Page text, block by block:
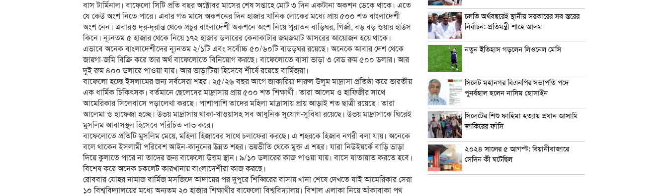
বাস টার্মিনাল। বাফেলো সিটি প্রতি বছর অক্টোবর মাসের শেষ সপ্তাহে মোট ৩ দিন একটানা অকশন ডেকে থাকে। এতে
যে কেউ অংশ নিতে পারে। এবার গত মাসে অকশনের দিন হাজার খানিক লোকের মধ্যে প্রায় ৫০০ শত বাংলাদেশী
অংশ নেন। এবারও দূর-দূরান্ত থেকে প্রচুর বাংলাদেশী অকশনে অংশ নিয়ে পুরাতন বাড়িঘর, গির্জা, বড় বড় ওয়ার হাউস
কিনে। ন্যূনতম ৫ হাজার থেকে নিয়ে ১৭২ হাজার ডলারের কেনাকাটার জমজমাট আসরের আয়োজন হয়ে থাকে।
এভাবে অনেক বাংলাদেশীদের ন্যূনতম ২/১টি এবং সর্বোচ্চ ৫০/৬০টি বাডড়ঘর রয়েছে। অনেকে আবার দেশ থেকে
জায়গা-জমি বিক্রি করে তার অর্থ বাফেলোতে বিনিয়োগ করছে। বাফেলোতে বাসা ভাড়া ৩ বেড রুম ৫০০ ডলার। আর
দুই রুম ৪০০ ডলারে পাওয়া যায়। আর ভাড়াটিয়া হিসেবে শীর্ষে রয়েছে বার্মিজরা।
বাফেলো হচ্ছে ইসলামের জন্য সর্বসেরা শহর। ২৫/২৬ বছর আগে জাকারিয়া দারুল উলুম মাদ্রাসা প্রতিষ্ঠা করে ভারতীয়
এক ধার্মিক চিকিৎসক। বর্তমানে ছেলেদের মাদ্রাসায় প্রায় ৫০০ শত শিক্ষার্থী। তারা আলেম ও হাফিজীর সাথে
আমেরিকার সিলেবাসে পড়ালেখা করছে। পাশাপাশি তাদের মহিলা মাদ্রাসায় প্রায় আড়াই শত ছাত্রী রয়েছে। তারা
আলেমা ও হাফেজা হচ্ছে। উভয় মাদ্রাসায় থাকা-খাওয়াসহ সব আধুনিক সুযোগ-সুবিধা রয়েছে। উভয় মাদ্রাসাকে ঘিরেই
মুসলিম আবাসস্থল হিসেবে পরিচিত লাভ করে।
বাফেলোতে প্রতিটি মুসলিম মেয়ে, মহিলা হিজাবের সাথে চলাফেরা করছে। এ শহরকে হিজাব নগরী বলা যায়। অনেকে
বলে থাকেন ইসলামী পরিবেশ আইন-কানুনের উন্নত শহর। ভয়ভীতি থেকে মুক্ত এ শহর। যারা নিউইয়র্কে বাড়ি ভাড়া
দিয়ে কুলাতে পারে না তাদের জন্য বাফেলো উত্তম স্থান। ৯/১০ ডলারের কাজ পাওয়া যায়। বাসে যাতায়াত করতে হবে।
বিশেষ করে অনেক চকলেট কারখানায় বাংলাদেশীরা কাজ করছে।
রোববার যোহর নামাজ বার্মিজ মসজিদে আদায়ের পর দুপুরে শিব্বিরের বাসায় খানা শেষে দেখতে যাই আমেরিকার সেরা
১০ বিশ্ববিদ্যালয়ের মধ্যে অন্যতম ২০ হাজার শিক্ষাথীর বাফেলো বিশ্ববিদ্যালয়। বিশাল এলাকা নিয়ে আঁকাবাকা পথ
চলতি অর্থবছরেই স্থানীয় সরকারের সব স্তরের
নির্বাচন: প্রতিমন্ত্রী শাহে আলম
নতুন ইতিহাস গড়লেন লিওনেল মেসি
সিলেট মহানগর বিএনপির সভাপতি পদে
পুনর্বহাল হলেন নাসিম হোসাইন
সিলেটের শিশু ফাহিমা হত্যায় প্রধান আসামি
জাকিরের ফাঁসি
২০২৪ সালের ৫ আগস্ট: বিয়ানীবাজারে
সেদিন কী ঘটেছিল